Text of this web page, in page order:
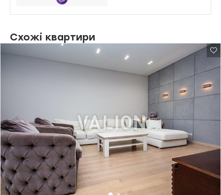
Схожі квартири